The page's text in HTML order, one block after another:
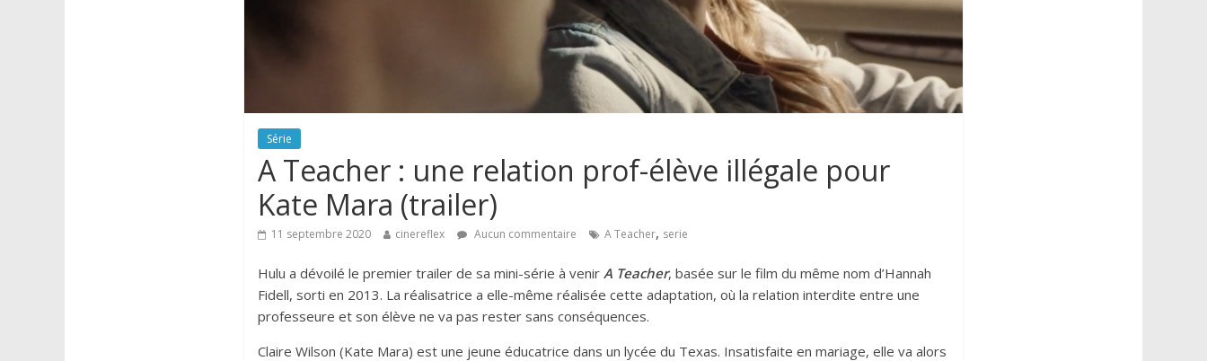
Série
A Teacher : une relation prof-élève illégale pour
Kate Mara (trailer)
11 septembre 2020 cinereflex Aucun commentaire A Teacher, serie
Hulu a dévoilé le premier trailer de sa mini-série à venir A Teacher, basée sur le film du même nom d’Hannah
Fidell, sorti en 2013. La réalisatrice a elle-même réalisée cette adaptation, où la relation interdite entre une
professeure et son élève ne va pas rester sans conséquences.
Claire Wilson (Kate Mara) est une jeune éducatrice dans un lycée du Texas. Insatisfaite en mariage, elle va alors